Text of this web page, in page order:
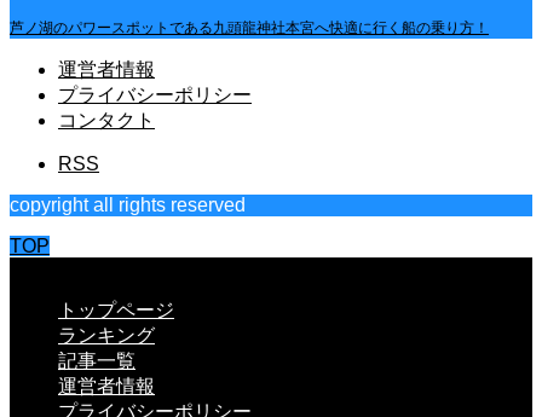
芦ノ湖のパワースポットである九頭龍神社本宮へ快適に行く船の乗り方！
運営者情報
プライバシーポリシー
コンタクト
RSS
copyright all rights reserved
TOP
トップページ
ランキング
記事一覧
運営者情報
プライバシーポリシー